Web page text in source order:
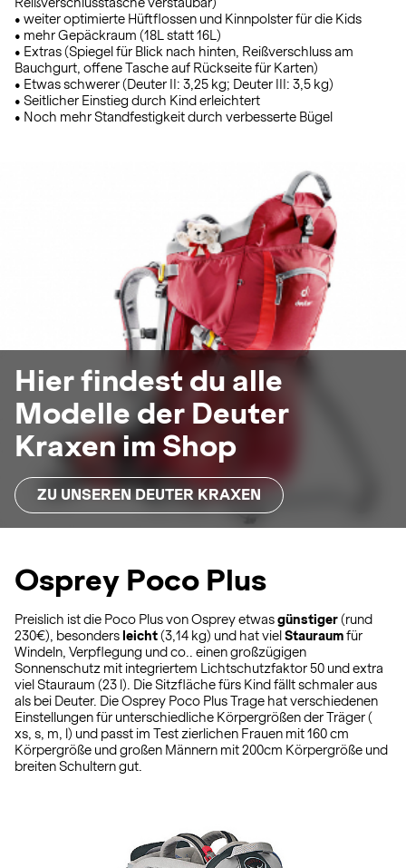
• weiter optimierte Hüftflossen und Kinnpolster für die Kids
• mehr Gepäckraum (18L statt 16L)
• Extras (Spiegel für Blick nach hinten, Reißverschluss am
Bauchgurt, offene Tasche auf Rückseite für Karten)
• Etwas schwerer (Deuter II: 3,25 kg; Deuter III: 3,5 kg)
• Seitlicher Einstieg durch Kind erleichtert
• Noch mehr Standfestigkeit durch verbesserte Bügel
Hier findest du alle
Modelle der Deuter
Kraxen im Shop
ZU UNSEREN DEUTER KRAXEN
Osprey Poco Plus
Preislich ist die Poco Plus von Osprey etwasgünstiger(rund
230€), besonders leicht(3,14 kg) und hat viel Stauraumfür
Windeln, Verpflegung und co.. einen großzügigen
Sonnenschutz mit integriertem Lichtschutzfaktor 50 und extra
viel Stauraum (23 l). Die Sitzfläche fürs Kind fällt schmaler aus
als bei Deuter. Die Osprey Poco Plus Trage hat verschiedenen
Einstellungen für unterschiedliche Körpergrößen der Träger (
xs, s, m, l) und passt im Test zierlichen Frauen mit 160 cm
Körpergröße und großen Männern mit 200cm Körpergröße und
breiten Schultern gut.